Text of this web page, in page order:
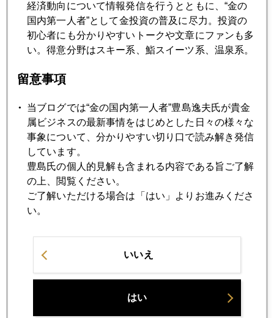
人民元急落、通貨安競争の兆しか
2015年01月26日
2015年01月23日
株も金も買われるリスクオン
2015年01月22日
２０１５年マネーの行方 パート２ 映像無料公開中
2015年01月21日
2015年01月20日
経済動向について情報発信を行うとともに、“金の
国内第一人者”として金投資の普及に尽力。投資の
初心者にも分かりやすいトークや文章にファンも多
い。得意分野はスキー系、鮨スイーツ系、温泉系。
留意事項
当ブログでは“金の国内第一人者”豊島逸夫氏が貴金
属ビジネスの最新事情をはじめとした日々の様々な
事象について、分かりやすい切り口で読み解き発信
しています。
豊島氏の個人的見解も含まれる内容である旨ご了解
の上、閲覧ください。
ご了解いただける場合は「はい」よりお進みくださ
い。
いいえ
はい